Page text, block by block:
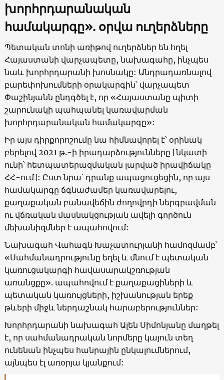
խորհրդարանական
համակարգը». օրվա ուղերձները
Պետական տոնի առիթով ուղերձներ են հղել
Հայաստանի վարչապետը, նախագահը, ինչպես
նաև խորհրդարանի խոսնակը: Անդրադառնալով
բարեփոխումների օրակարգին՝ վարչապետ
Փաշինյանն ընդգծել է, որ «Հայաստանը պիտի
շարունակի պահպանել կառավարման
խորհրդարանական համակարգը»:
Իր այս դիրքորոշումը նա հիմնավորել է՝ օրինակ
բերելով 2021 թ.-ի իրադարձությունները [նկատի
ունի՝ հետպատերազմական լարված իրավիճակը
ՀՀ-ում]: Ըստ նրա՝ դրանք ապացուցեցին, որ այս
համակարգը ճգնաժամեր կառավարելու,
քաղաքական բանավեճին ժողովրդի ներգրավման
ու վճռական մասնակցության ավելի գործուն
մեխանիզմներ է ապահովում:
Նախագահ Վահագն Խաչատուրյանի համոզմամբ՝
«Սահմանադրությունը եղել և մնում է պետական
կառուցակարգի հավասարակշռության
առանցքը». ապահովում է քաղաքացիների և
պետական կառույցների, իշխանության երեք
թևերի միջև ներդաշնակ հարաբերություններ:
Խորհրդարանի նախագահ Ալեն Սիմոնյանը մաղթել
է, որ սահմանադրական նորմերը կայուն տեղ
ունենան ինչպես հանրային ընկալումներում,
այնպես էլ առօրյա կյանքում: